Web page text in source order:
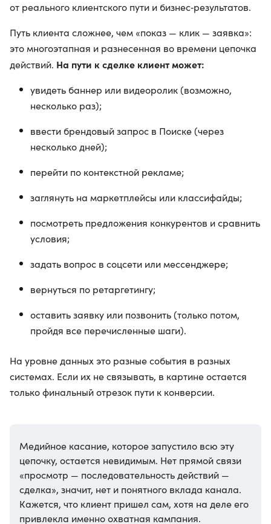
от реального клиентского пути и бизнес‑результатов.
Путь клиента сложнее, чем «показ — клик — заявка»:
это многоэтапная и разнесенная во времени цепочка
действий. На пути к сделке клиент может:
увидеть баннер или видеоролик (возможно,
несколько раз);
ввести брендовый запрос в Поиске (через
несколько дней);
перейти по контекстной рекламе;
заглянуть на маркетплейсы или классифайды;
посмотреть предложения конкурентов и сравнить
условия;
задать вопрос в соцсети или мессенджере;
вернуться по ретаргетингу;
оставить заявку или позвонить (только потом,
пройдя все перечисленные шаги).
На уровне данных это разные события в разных
системах. Если их не связывать, в картине остается
только финальный отрезок пути к конверсии.
Медийное касание, которое запустило всю эту
цепочку, остается невидимым. Нет прямой связи
«просмотр — последовательность действий —
сделка», значит, нет и понятного вклада канала.
Кажется, что клиент пришел сам, хотя на деле его
привлекла именно охватная кампания.